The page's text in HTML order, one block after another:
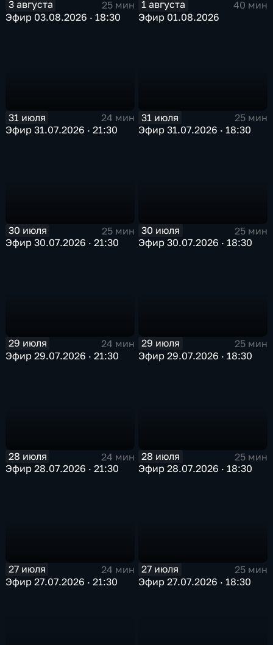
3 августа
25 мин
Эфир 03.08.2026 · 18:30
1 августа
40 мин
Эфир 01.08.2026
31 июля
24 мин
Эфир 31.07.2026 · 21:30
31 июля
25 мин
Эфир 31.07.2026 · 18:30
30 июля
25 мин
Эфир 30.07.2026 · 21:30
30 июля
25 мин
Эфир 30.07.2026 · 18:30
29 июля
24 мин
Эфир 29.07.2026 · 21:30
29 июля
25 мин
Эфир 29.07.2026 · 18:30
28 июля
24 мин
Эфир 28.07.2026 · 21:30
28 июля
25 мин
Эфир 28.07.2026 · 18:30
27 июля
24 мин
Эфир 27.07.2026 · 21:30
27 июля
25 мин
Эфир 27.07.2026 · 18:30